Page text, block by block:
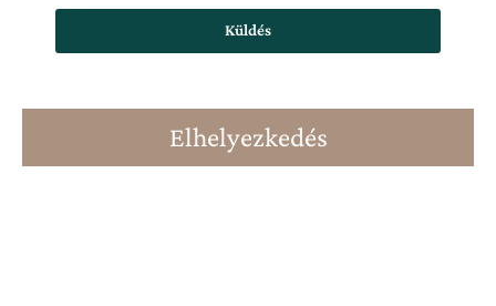
Küldés
Elhelyezkedés